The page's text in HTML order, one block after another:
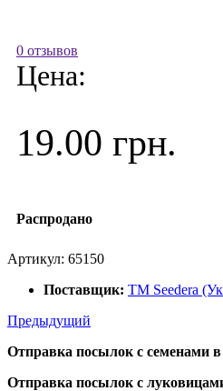
0 отзывов
Цена:
19.00 грн.
Распродано
Артикул: 65150
Поставщик: ТМ Seedera
Предыдущий
Отправка посылок с семенами в
Отправка посылок с